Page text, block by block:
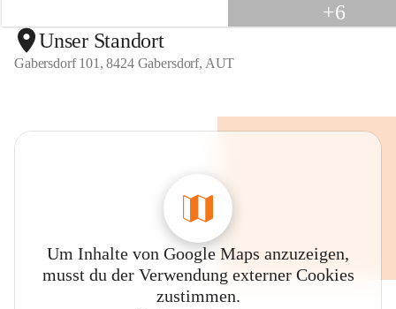
s
d
o
+6
Unser Standort
Gabersdorf 101, 8424 Gabersdorf, AUT
Um Inhalte von Google Maps anzuzeigen,
musst du der Verwendung externer Cookies
zustimmen.